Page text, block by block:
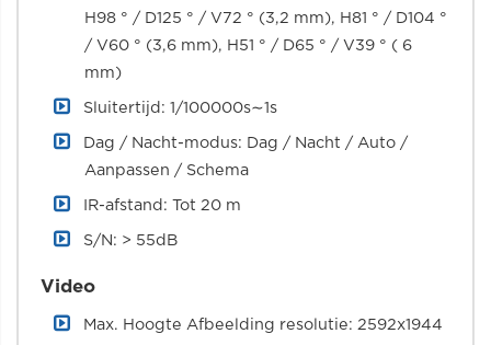
H98 ° / D125 ° / V72 ° (3,2 mm), H81 ° / D104 °
/ V60 ° (3,6 mm), H51 ° / D65 ° / V39 ° ( 6
mm)
Sluitertijd: 1/100000s∼1s
Dag / Nacht-modus: Dag / Nacht / Auto /
Aanpassen / Schema
IR-afstand: Tot 20 m
S/N: > 55dB
Video
Max. Hoogte Afbeelding resolutie: 2592x1944